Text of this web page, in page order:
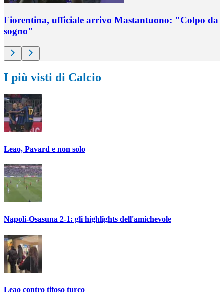
Fiorentina, ufficiale arrivo Mastantuono: "Colpo da
sogno"
I più visti di Calcio
Leao, Pavard e non solo
Napoli-Osasuna 2-1: gli highlights dell'amichevole
Leao contro tifoso turco